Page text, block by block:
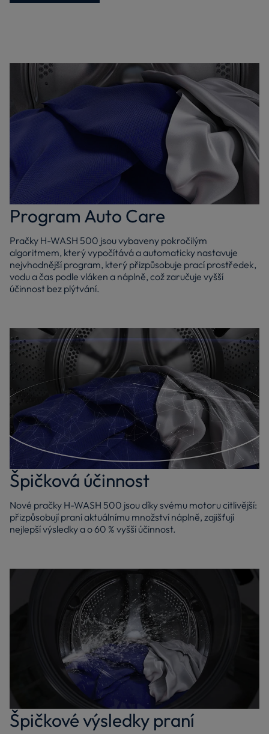
Program Auto Care
Pračky H-WASH 500 jsou vybaveny pokročilým
algoritmem, který vypočítává a automaticky nastavuje
nejvhodnější program, který přizpůsobuje prací prostředek,
vodu a čas podle vláken a náplně, což zaručuje vyšší
účinnost bez plýtvání.
Špičková účinnost
Nové pračky H-WASH 500 jsou díky svému motoru citlivější:
přizpůsobují praní aktuálnímu množství náplně, zajišťují
nejlepší výsledky a o 60 % vyšší účinnost.
Špičkové výsledky praní